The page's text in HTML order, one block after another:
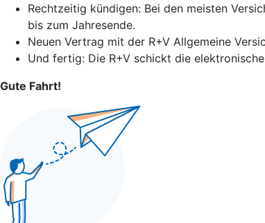
Rechtzeitig kündigen: Bei den meisten
bis zum Jahresende.
Neuen Vertrag mit der R+V Allgemeine
Und fertig: Die R+V schickt die
Gute Fahrt!